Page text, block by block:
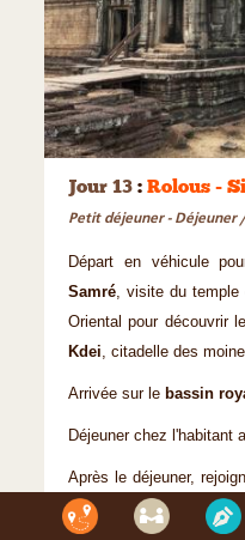
Jour 13 : Rolous -
Petit déjeuner - Déjeuner
Départ en véhicule
Samré, visite du temple
Oriental pour découvrir
Kdei, citadelle des
Arrivée sur le bassin
Déjeuner chez l'habitant
Après le déjeuner,
journée.